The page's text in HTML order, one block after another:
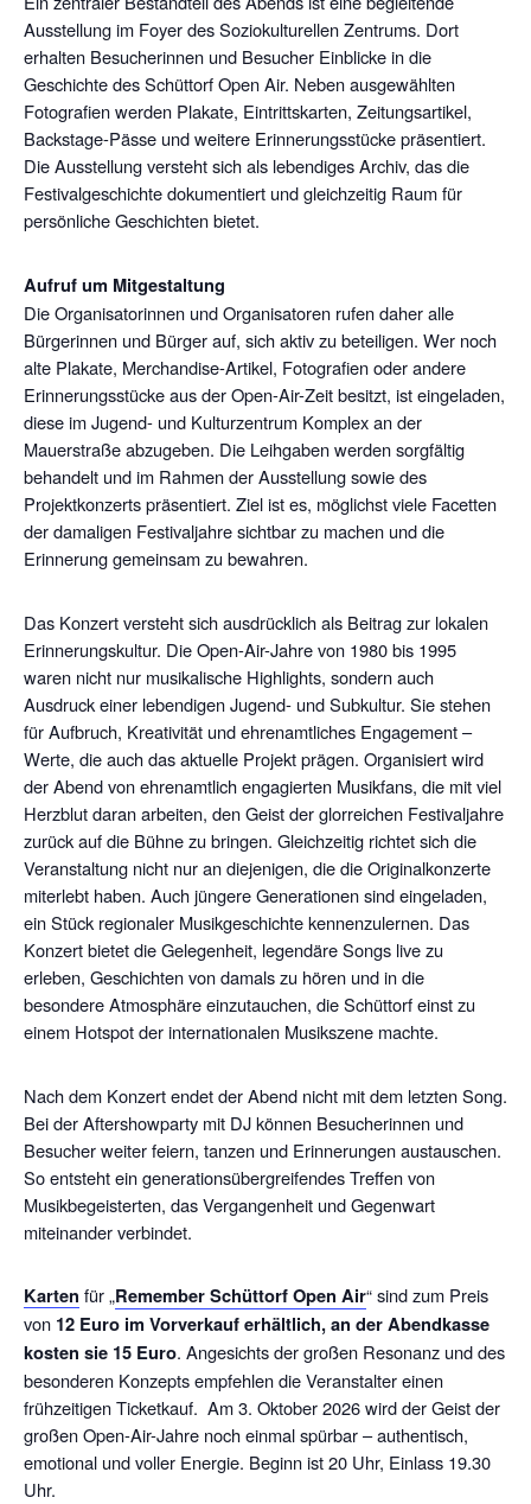
Ausstellung im Foyer des Soziokulturellen Zentrums. Dort
erhalten Besucherinnen und Besucher Einblicke in die
Geschichte des Schüttorf Open Air. Neben ausgewählten
Fotografien werden Plakate, Eintrittskarten, Zeitungsartikel,
Backstage-Pässe und weitere Erinnerungsstücke präsentiert.
Die Ausstellung versteht sich als lebendiges Archiv, das die
Festivalgeschichte dokumentiert und gleichzeitig Raum für
persönliche Geschichten bietet.
Aufruf um Mitgestaltung
Die Organisatorinnen und Organisatoren rufen daher alle
Bürgerinnen und Bürger auf, sich aktiv zu beteiligen. Wer noch
alte Plakate, Merchandise-Artikel, Fotografien oder andere
Erinnerungsstücke aus der Open-Air-Zeit besitzt, ist eingeladen,
diese im Jugend- und Kulturzentrum Komplex an der
Mauerstraße abzugeben. Die Leihgaben werden sorgfältig
behandelt und im Rahmen der Ausstellung sowie des
Projektkonzerts präsentiert. Ziel ist es, möglichst viele Facetten
der damaligen Festivaljahre sichtbar zu machen und die
Erinnerung gemeinsam zu bewahren.
Das Konzert versteht sich ausdrücklich als Beitrag zur lokalen
Erinnerungskultur. Die Open-Air-Jahre von 1980 bis 1995
waren nicht nur musikalische Highlights, sondern auch
Ausdruck einer lebendigen Jugend- und Subkultur. Sie stehen
für Aufbruch, Kreativität und ehrenamtliches Engagement –
Werte, die auch das aktuelle Projekt prägen. Organisiert wird
der Abend von ehrenamtlich engagierten Musikfans, die mit viel
Herzblut daran arbeiten, den Geist der glorreichen Festivaljahre
zurück auf die Bühne zu bringen. Gleichzeitig richtet sich die
Veranstaltung nicht nur an diejenigen, die die Originalkonzerte
miterlebt haben. Auch jüngere Generationen sind eingeladen,
ein Stück regionaler Musikgeschichte kennenzulernen. Das
Konzert bietet die Gelegenheit, legendäre Songs live zu
erleben, Geschichten von damals zu hören und in die
besondere Atmosphäre einzutauchen, die Schüttorf einst zu
einem Hotspot der internationalen Musikszene machte.
Nach dem Konzert endet der Abend nicht mit dem letzten Song.
Bei der Aftershowparty mit DJ können Besucherinnen und
Besucher weiter feiern, tanzen und Erinnerungen austauschen.
So entsteht ein generationsübergreifendes Treffen von
Musikbegeisterten, das Vergangenheit und Gegenwart
miteinander verbindet.
Karten für „Remember Schüttorf Open Air“ sind zum Preis
von 12 Euro im Vorverkauf erhältlich, an der Abendkasse
kosten sie 15 Euro. Angesichts der großen Resonanz und des
besonderen Konzepts empfehlen die Veranstalter einen
frühzeitigen Ticketkauf. Am 3. Oktober 2026 wird der Geist der
großen Open-Air-Jahre noch einmal spürbar – authentisch,
emotional und voller Energie. Beginn ist 20 Uhr, Einlass 19.30
Uhr.